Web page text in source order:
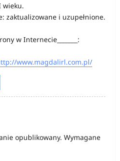
wieku.
zaktualizowane i uzupełnione.
w Internecie_______:
www.magdalirl.com.pl/
opublikowany. Wymagane